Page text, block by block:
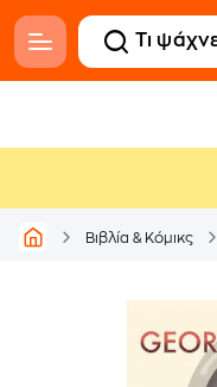
Βιβλία & Κόμικς